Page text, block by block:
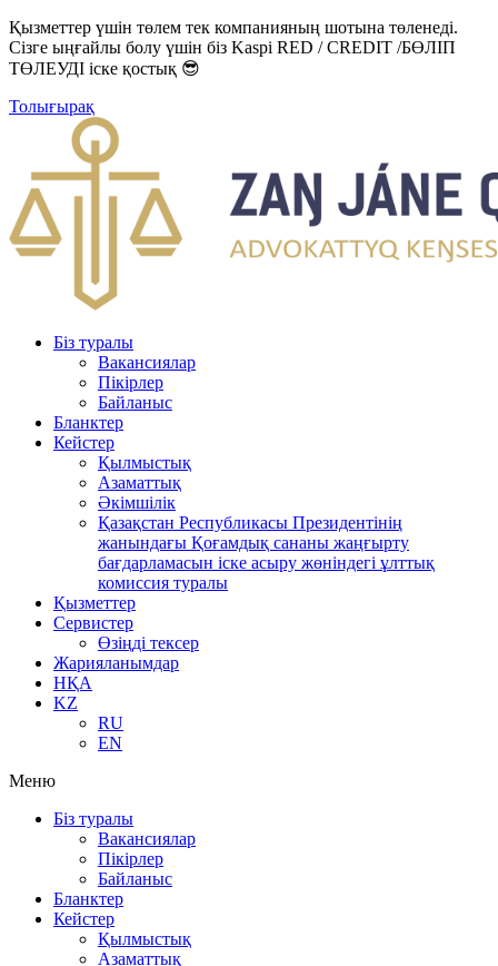
Қызметтер үшін төлем тек компанияның шотына төленеді.
Сізге ыңғайлы болу үшін біз Kaspi RED / CREDIT /БӨЛІП
ТӨЛЕУДІ іске қостық 😎
Толығырақ
Біз туралы
Вакансиялар
Пікірлер
Байланыс
Бланктер
Кейстер
Қылмыстық
Азаматтық
Әкімшілік
Қазақстан Республикасы Президентінің
жанындағы Қоғамдық сананы жаңғырту
бағдарламасын іске асыру жөніндегі ұлттық
комиссия туралы
Қызметтер
Сервистер
Өзіңді тексер
Жарияланымдар
НҚА
KZ
RU
EN
Меню
Біз туралы
Вакансиялар
Пікірлер
Байланыс
Бланктер
Кейстер
Қылмыстық
Азаматтық